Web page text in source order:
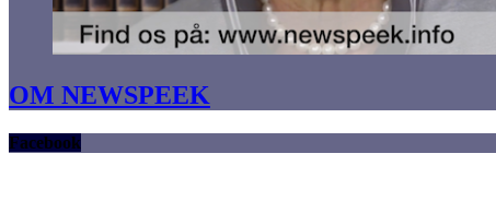
OM NEWSPEEK
Facebook